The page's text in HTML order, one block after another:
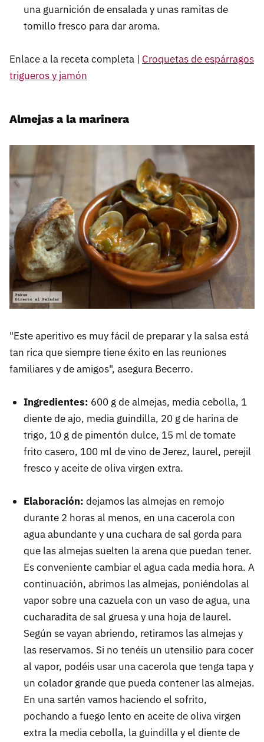
una guarnición de ensalada y unas ramitas de
tomillo fresco para dar aroma.
Enlace a la receta completa | Croquetas de espárragos
trigueros y jamón
Almejas a la marinera
"Este aperitivo es muy fácil de preparar y la salsa está
tan rica que siempre tiene éxito en las reuniones
familiares y de amigos", asegura Becerro.
Ingredientes: 600 g de almejas, media cebolla, 1
diente de ajo, media guindilla, 20 g de harina de
trigo, 10 g de pimentón dulce, 15 ml de tomate
frito casero, 100 ml de vino de Jerez, laurel, perejil
fresco y aceite de oliva virgen extra.
Elaboración: dejamos las almejas en remojo
durante 2 horas al menos, en una cacerola con
agua abundante y una cuchara de sal gorda para
que las almejas suelten la arena que puedan tener.
Es conveniente cambiar el agua cada media hora. A
continuación, abrimos las almejas, poniéndolas al
vapor sobre una cazuela con un vaso de agua, una
cucharadita de sal gruesa y una hoja de laurel.
Según se vayan abriendo, retiramos las almejas y
las reservamos. Si no tenéis un utensilio para cocer
al vapor, podéis usar una cacerola que tenga tapa y
un colador grande que pueda contener las almejas.
En una sartén vamos haciendo el sofrito,
pochando a fuego lento en aceite de oliva virgen
extra la media cebolla, la guindilla y el diente de